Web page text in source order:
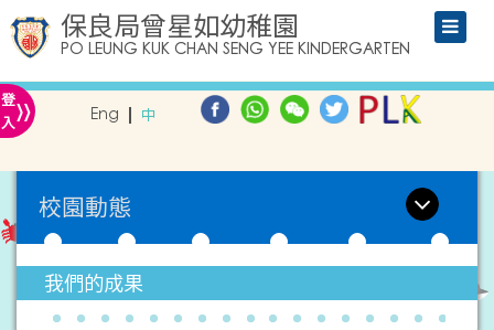
保良局曾星如幼稚園
PO LEUNG KUK CHAN SENG YEE KINDERGARTEN
登
入» Eng 中
校園動態
我們的成果